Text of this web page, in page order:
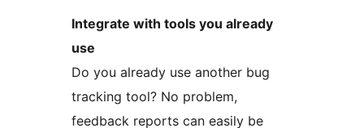
Integrate with tools you already
use
Do you already use another bug
tracking tool? No problem,
feedback reports can easily be